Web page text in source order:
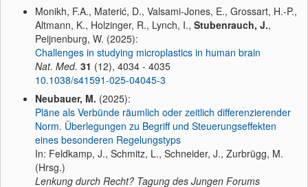
Monikh, F.A., Materić, D., Valsami-Jones, E., Grossart, H.-P.,
Altmann, K., Holzinger, R., Lynch, I., Stubenrauch, J.,
Peijnenburg, W. (2025):
Challenges in studying microplastics in human brain
Nat. Med. 31 (12), 4034 - 4035
10.1038/s41591-025-04045-3
Neubauer, M. (2025):
Pläne als Verbünde räumlich oder zeitlich differenzierender
Norm. Überlegungen zu Begriff und Steuerungseffekten
eines besonderen Regelungstyps
In: Feldkamp, J., Schmitz, L., Schneider, J., Zurbrügg, M.
(Hrsg.)
Lenkung durch Recht? Tagung des Jungen Forums